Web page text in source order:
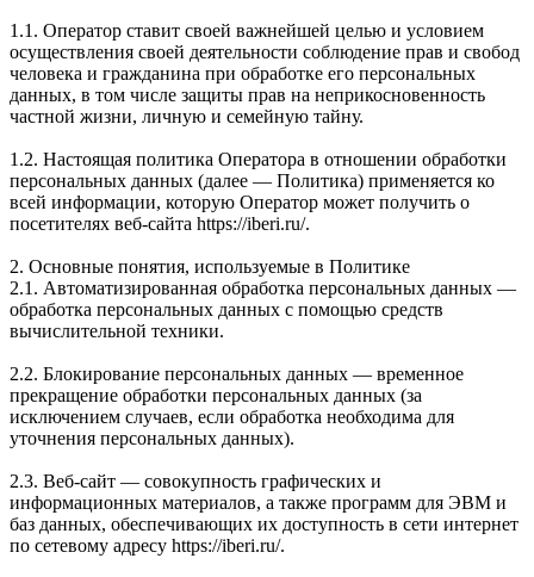
1.1. Оператор ставит своей важнейшей целью и условием
осуществления своей деятельности соблюдение прав и свобод
человека и гражданина при обработке его персональных
данных, в том числе защиты прав на неприкосновенность
частной жизни, личную и семейную тайну.
1.2. Настоящая политика Оператора в отношении обработки
персональных данных (далее — Политика) применяется ко
всей информации, которую Оператор может получить о
посетителях веб-сайта https://iberi.ru/.
2. Основные понятия, используемые в Политике
2.1. Автоматизированная обработка персональных данных —
обработка персональных данных с помощью средств
вычислительной техники.
2.2. Блокирование персональных данных — временное
прекращение обработки персональных данных (за
исключением случаев, если обработка необходима для
уточнения персональных данных).
2.3. Веб-сайт — совокупность графических и
информационных материалов, а также программ для ЭВМ и
баз данных, обеспечивающих их доступность в сети интернет
по сетевому адресу https://iberi.ru/.